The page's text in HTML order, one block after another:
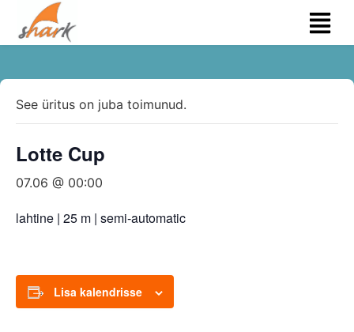
See üritus on juba toimunud.
Lotte Cup
07.06 @ 00:00
lahtine | 25 m | semi-automatic
Lisa kalendrisse